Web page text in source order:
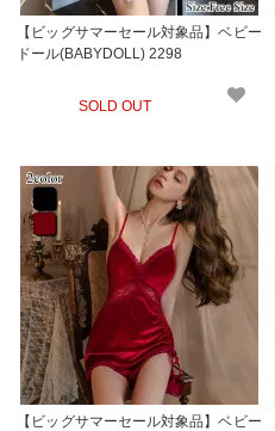
【ビッグサマーセール対象品】ベビー
ドール(BABYDOLL) 2298
SOLD OUT
【ビッグサマーセール対象品】ベビー